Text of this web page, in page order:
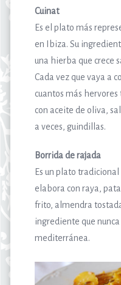
Cuinat
Es el plato más
en Ibiza. Su
una hierba que crece
Cada vez que vaya a
cuantos más hervores
con aceite de oliva,
a veces, guindillas.
Borrida de rajada
Es un plato
elabora con raya,
frito, almendra
ingrediente que
mediterránea.